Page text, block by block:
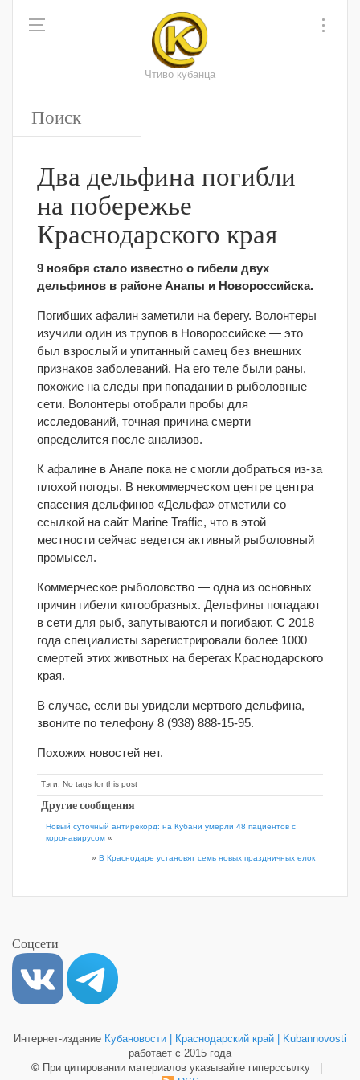
Чтиво кубанца
Два дельфина погибли
на побережье
Краснодарского края
9 ноября стало известно о гибели двух
дельфинов в районе Анапы и Новороссийска.
Погибших афалин заметили на берегу. Волонтеры
изучили один из трупов в Новороссийске — это
был взрослый и упитанный самец без внешних
признаков заболеваний. На его теле были раны,
похожие на следы при попадании в рыболовные
сети. Волонтеры отобрали пробы для
исследований, точная причина смерти
определится после анализов.
К афалине в Анапе пока не смогли добраться из-за
плохой погоды. В некоммерческом центре центра
спасения дельфинов «Дельфа» отметили со
ссылкой на сайт Marine Traffic, что в этой
местности сейчас ведется активный рыболовный
промысел.
Коммерческое рыболовство — одна из основных
причин гибели китообразных. Дельфины попадают
в сети для рыб, запутываются и погибают. С 2018
года специалисты зарегистрировали более 1000
смертей этих животных на берегах Краснодарского
края.
В случае, если вы увидели мертвого дельфина,
звоните по телефону 8 (938) 888-15-95.
Похожих новостей нет.
Тэги: No tags for this post
Другие сообщения
Новый суточный антирекорд: на Кубани умерли 48 пациентов с
коронавирусом «
» В Краснодаре установят семь новых праздничных елок
Соцсети
Интернет-издание Кубановости | Краснодарский край | Kubannovosti
работает с 2015 года
© При цитировании материалов указывайте гиперссылку |